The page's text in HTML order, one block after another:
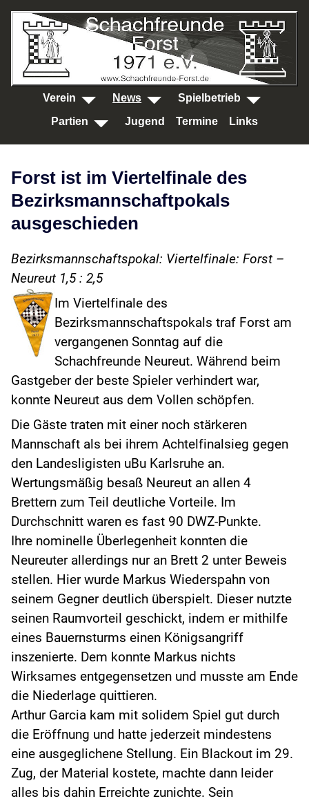
SKIP TO MAIN CONTENT
Verein News
Spielbetrieb
Partien
Jugend Termine Links
Forst ist im Viertelfinale des
Bezirksmannschaftpokals
ausgeschieden
Bezirksmannschaftspokal: Viertelfinale: Forst –
Neureut 1,5 : 2,5
Im Viertelfinale des
Bezirksmannschaftspokals traf Forst am
vergangenen Sonntag auf die
Schachfreunde Neureut. Während beim
Gastgeber der beste Spieler verhindert war,
konnte Neureut aus dem Vollen schöpfen.
Die Gäste traten mit einer noch stärkeren
Mannschaft als bei ihrem Achtelfinalsieg gegen
den Landesligisten uBu Karlsruhe an.
Wertungsmäßig besaß Neureut an allen 4
Brettern zum Teil deutliche Vorteile. Im
Durchschnitt waren es fast 90 DWZ-Punkte.
Ihre nominelle Überlegenheit konnten die
Neureuter allerdings nur an Brett 2 unter Beweis
stellen. Hier wurde Markus Wiederspahn von
seinem Gegner deutlich überspielt. Dieser nutzte
seinen Raumvorteil geschickt, indem er mithilfe
eines Bauernsturms einen Königsangriff
inszenierte. Dem konnte Markus nichts
Wirksames entgegensetzen und musste am Ende
die Niederlage quittieren.
Arthur Garcia kam mit solidem Spiel gut durch
die Eröffnung und hatte jederzeit mindestens
eine ausgeglichene Stellung. Ein Blackout im 29.
Zug, der Material kostete, machte dann leider
alles bis dahin Erreichte zunichte. Sein